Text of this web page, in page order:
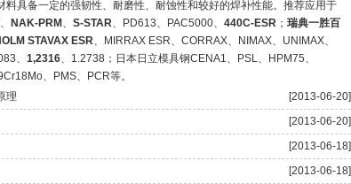
具备一定的强韧性、耐磨性、耐蚀性和较好的焊补性能。推荐应用于
、 NAK-PRM 、 S-STAR、PD613、PAC5000、 440C-ESR ； 瑞典一胜百
STAVAX ESR、MIRRAX ESR、CORRAX、NIMAX、UNIMAX、
、 1,2316、1.2738；日本日立模具钢CENA1、PSL、HPM75、
、PMS、PCR等。
[2013-06-20]
理
[2013-06-20]
[2013-06-18]
[2013-06-18]